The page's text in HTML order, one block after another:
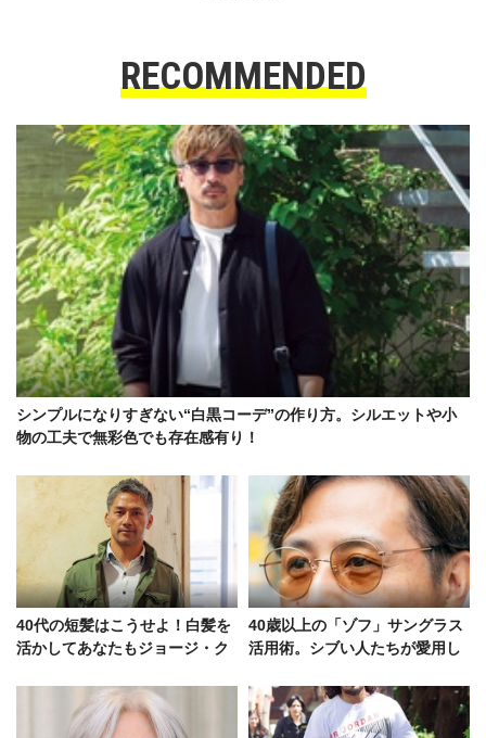
RECOMMENDED
シンプルになりすぎない“白黒コーデ”の作り方。シルエットや小
物の工夫で無彩色でも存在感有り！
40代の短髪はこうせよ！白髪を
活かしてあなたもジョージ・ク
40歳以上の「ゾフ」サングラス
活用術。シブい人たちが愛用し